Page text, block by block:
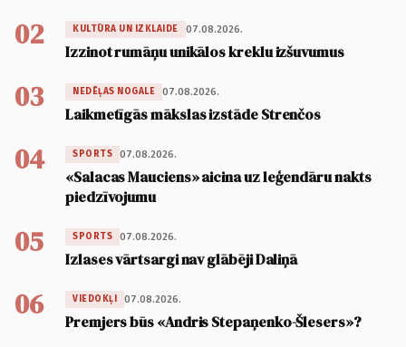
02 KULTŪRA UN IZKLAIDE 07.08.2026.
Izzinot rumāņu unikālos kreklu izšuvumus
03 NEDĒĻAS NOGALE 07.08.2026.
Laikmetīgās mākslas izstāde Strenčos
04 SPORTS 07.08.2026.
«Salacas Mauciens» aicina uz leģendāru nakts
piedzīvojumu
05 SPORTS 07.08.2026.
Izlases vārtsargi nav glābēji Daliņā
06 VIEDOKĻI 07.08.2026.
Premjers būs «Andris Stepaņenko-Šlesers»?